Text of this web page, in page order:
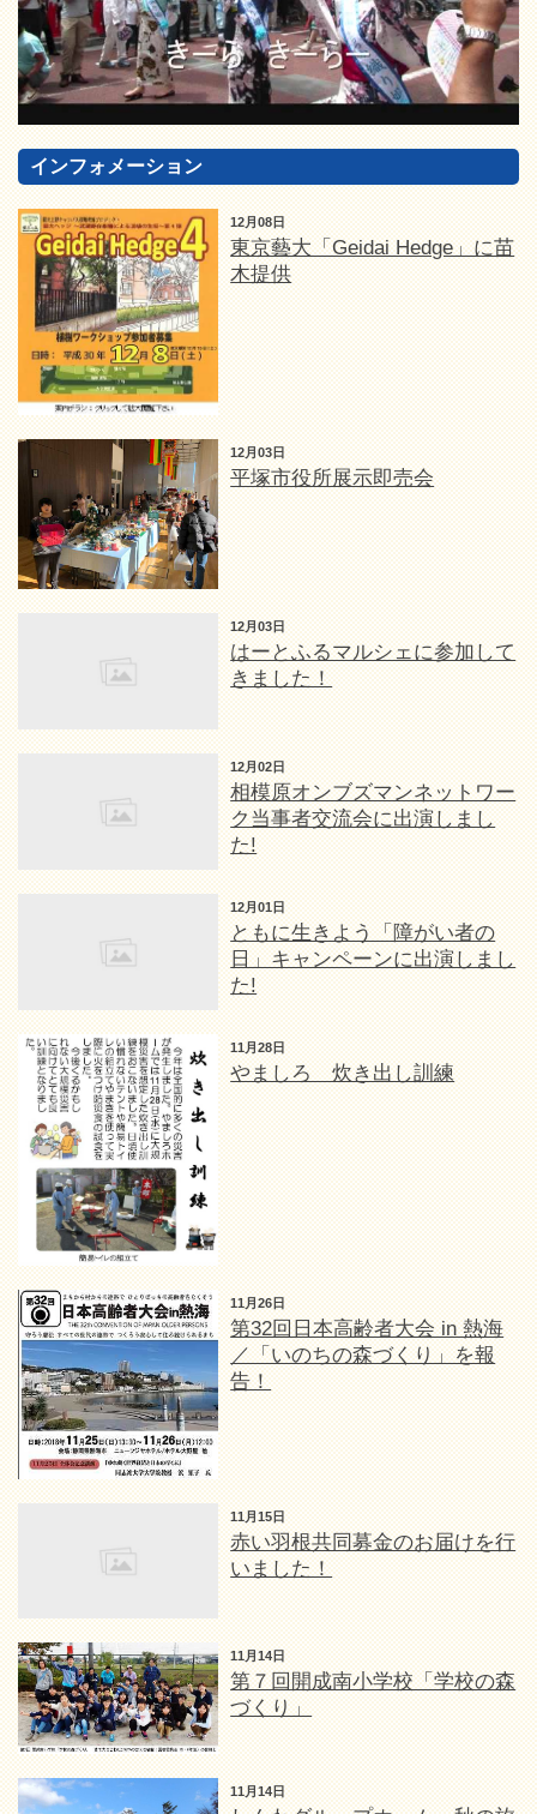
インフォメーション
12月08日
東京藝大「Geidai Hedge」に苗
木提供
12月03日
平塚市役所展示即売会
12月03日
はーとふるマルシェに参加して
きました！
12月02日
相模原オンブズマンネットワー
ク当事者交流会に出演しまし
た!
12月01日
ともに生きよう「障がい者の
日」キャンペーンに出演しまし
た!
11月28日
やましろ 炊き出し訓練
11月26日
第32回日本高齢者大会 in 熱海
／「いのちの森づくり」を報
告！
11月15日
赤い羽根共同募金のお届けを行
いました！
11月14日
第７回開成南小学校「学校の森
づくり」
11月14日